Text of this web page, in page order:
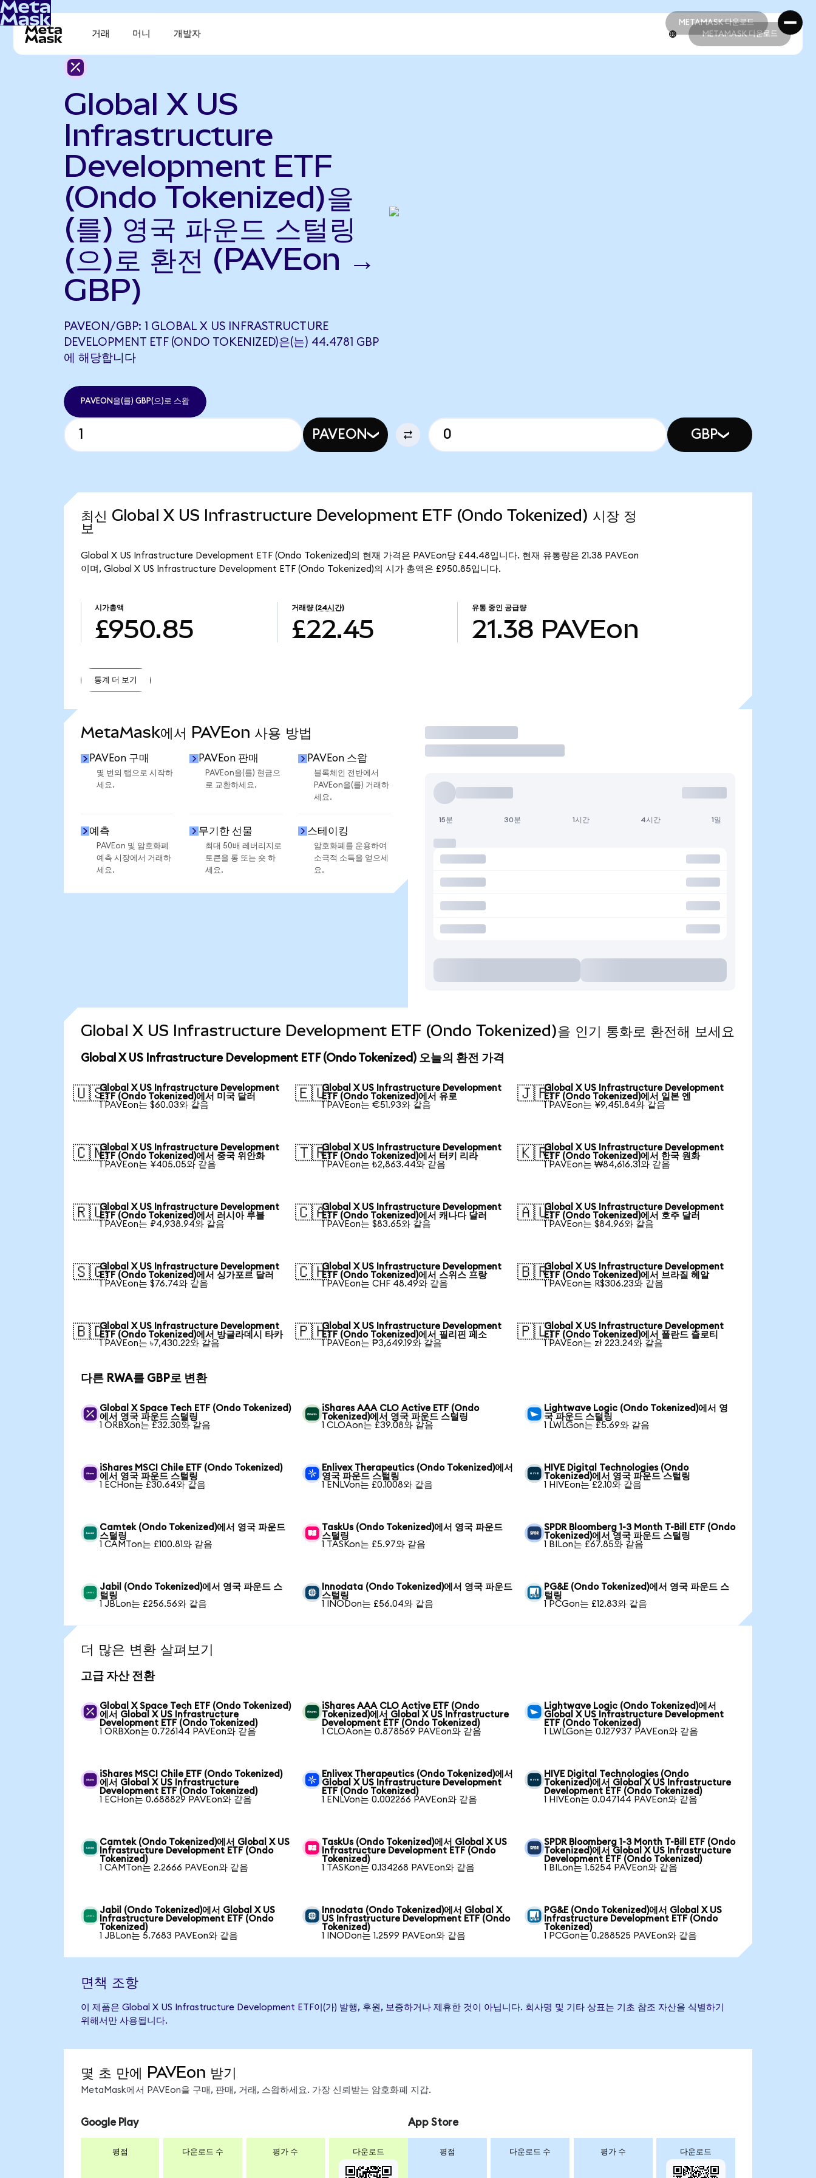
METAMASK 다운로드
METAMASK 다운로드
거래 머니 개발자 METAMASK 다운로드
Global X US
Infrastructure
Development ETF
(Ondo Tokenized)을
(를) 영국 파운드 스털링
(으)로 환전 (PAVEon →
GBP)
PAVEON/GBP: 1 GLOBAL X US INFRASTRUCTURE
DEVELOPMENT ETF (ONDO TOKENIZED)은(는) 44.4781 GBP
에 해당합니다
PAVEON을(를) GBP(으)로 스왑
PAVEON GBP
최신 Global X US Infrastructure Development ETF (Ondo Tokenized) 시장 정
보
Global X US Infrastructure Development ETF (Ondo Tokenized)의 현재 가격은 PAVEon당 £44.48입니다. 현재 유통량은 21.38 PAVEon
이며, Global X US Infrastructure Development ETF (Ondo Tokenized)의 시가 총액은 £950.85입니다.
시가총액
£950.85
거래량 (24시간)
£22.45
유통 중인 공급량
21.38 PAVEon
통계 더 보기
MetaMask에서 PAVEon 사용 방법
PAVEon 구매
몇 번의 탭으로 시작하
세요.
PAVEon 판매
PAVEon을(를) 현금으
로 교환하세요.
PAVEon 스왑
블록체인 전반에서
PAVEon을(를) 거래하
세요.
예측
PAVEon 및 암호화폐
예측 시장에서 거래하
세요.
무기한 선물
최대 50배 레버리지로
토큰을 롱 또는 숏 하
세요.
스테이킹
암호화폐를 운용하여
소극적 소득을 얻으세
요.
거래
15분 30분 1시간 4시간 1일
Global X US Infrastructure Development ETF (Ondo Tokenized)을 인기 통화로 환전해 보세요
Global X US Infrastructure Development ETF (Ondo Tokenized) 오늘의 환전 가격
🇺🇸Global X US Infrastructure Development
ETF (Ondo Tokenized)에서 미국 달러
1 PAVEon는 $60.03와 같음
🇪🇺Global X US Infrastructure Development
ETF (Ondo Tokenized)에서 유로
1 PAVEon는 €51.93와 같음
🇯🇵Global X US Infrastructure Development
ETF (Ondo Tokenized)에서 일본 엔
1 PAVEon는 ¥9,451.84와 같음
🇨🇳Global X US Infrastructure Development
ETF (Ondo Tokenized)에서 중국 위안화
1 PAVEon는 ¥405.05와 같음
🇹🇷Global X US Infrastructure Development
ETF (Ondo Tokenized)에서 터키 리라
1 PAVEon는 ₺2,863.44와 같음
🇰🇷Global X US Infrastructure Development
ETF (Ondo Tokenized)에서 한국 원화
1 PAVEon는 ₩84,616.31와 같음
🇷🇺Global X US Infrastructure Development
ETF (Ondo Tokenized)에서 러시아 루블
1 PAVEon는 ₽4,938.94와 같음
🇨🇦Global X US Infrastructure Development
ETF (Ondo Tokenized)에서 캐나다 달러
1 PAVEon는 $83.65와 같음
🇦🇺Global X US Infrastructure Development
ETF (Ondo Tokenized)에서 호주 달러
1 PAVEon는 $84.96와 같음
🇸🇬Global X US Infrastructure Development
ETF (Ondo Tokenized)에서 싱가포르 달러
1 PAVEon는 $76.74와 같음
🇨🇭Global X US Infrastructure Development
ETF (Ondo Tokenized)에서 스위스 프랑
1 PAVEon는 CHF 48.49와 같음
🇧🇷Global X US Infrastructure Development
ETF (Ondo Tokenized)에서 브라질 헤알
1 PAVEon는 R$306.23와 같음
🇧🇩Global X US Infrastructure Development
ETF (Ondo Tokenized)에서 방글라데시 타카
1 PAVEon는 ৳7,430.22와 같음
🇵🇭Global X US Infrastructure Development
ETF (Ondo Tokenized)에서 필리핀 페소
1 PAVEon는 ₱3,649.19와 같음
🇵🇱Global X US Infrastructure Development
ETF (Ondo Tokenized)에서 폴란드 즐로티
1 PAVEon는 zł 223.24와 같음
다른 RWA를 GBP로 변환
Global X Space Tech ETF (Ondo Tokenized)
에서 영국 파운드 스털링
1 ORBXon는 £32.30와 같음
iShares AAA CLO Active ETF (Ondo
Tokenized)에서 영국 파운드 스털링
1 CLOAon는 £39.08와 같음
Lightwave Logic (Ondo Tokenized)에서 영
국 파운드 스털링
1 LWLGon는 £5.69와 같음
iShares MSCI Chile ETF (Ondo Tokenized)
에서 영국 파운드 스털링
1 ECHon는 £30.64와 같음
Enlivex Therapeutics (Ondo Tokenized)에서
영국 파운드 스털링
1 ENLVon는 £0.1008와 같음
HIVE Digital Technologies (Ondo
Tokenized)에서 영국 파운드 스털링
1 HIVEon는 £2.10와 같음
Camtek (Ondo Tokenized)에서 영국 파운드
스털링
1 CAMTon는 £100.81와 같음
TaskUs (Ondo Tokenized)에서 영국 파운드
스털링
1 TASKon는 £5.97와 같음
SPDR Bloomberg 1-3 Month T-Bill ETF (Ondo
Tokenized)에서 영국 파운드 스털링
1 BILon는 £67.85와 같음
Jabil (Ondo Tokenized)에서 영국 파운드 스
털링
1 JBLon는 £256.56와 같음
Innodata (Ondo Tokenized)에서 영국 파운드
스털링
1 INODon는 £56.04와 같음
PG&E (Ondo Tokenized)에서 영국 파운드 스
털링
1 PCGon는 £12.83와 같음
더 많은 변환 살펴보기
고급 자산 전환
Global X Space Tech ETF (Ondo Tokenized)
에서 Global X US Infrastructure
Development ETF (Ondo Tokenized)
1 ORBXon는 0.726144 PAVEon와 같음
iShares AAA CLO Active ETF (Ondo
Tokenized)에서 Global X US Infrastructure
Development ETF (Ondo Tokenized)
1 CLOAon는 0.878569 PAVEon와 같음
Lightwave Logic (Ondo Tokenized)에서
Global X US Infrastructure Development
ETF (Ondo Tokenized)
1 LWLGon는 0.127937 PAVEon와 같음
iShares MSCI Chile ETF (Ondo Tokenized)
에서 Global X US Infrastructure
Development ETF (Ondo Tokenized)
1 ECHon는 0.688829 PAVEon와 같음
Enlivex Therapeutics (Ondo Tokenized)에서
Global X US Infrastructure Development
ETF (Ondo Tokenized)
1 ENLVon는 0.002266 PAVEon와 같음
HIVE Digital Technologies (Ondo
Tokenized)에서 Global X US Infrastructure
Development ETF (Ondo Tokenized)
1 HIVEon는 0.047144 PAVEon와 같음
Camtek (Ondo Tokenized)에서 Global X US
Infrastructure Development ETF (Ondo
Tokenized)
1 CAMTon는 2.2666 PAVEon와 같음
TaskUs (Ondo Tokenized)에서 Global X US
Infrastructure Development ETF (Ondo
Tokenized)
1 TASKon는 0.134268 PAVEon와 같음
SPDR Bloomberg 1-3 Month T-Bill ETF (Ondo
Tokenized)에서 Global X US Infrastructure
Development ETF (Ondo Tokenized)
1 BILon는 1.5254 PAVEon와 같음
Jabil (Ondo Tokenized)에서 Global X US
Infrastructure Development ETF (Ondo
Tokenized)
1 JBLon는 5.7683 PAVEon와 같음
Innodata (Ondo Tokenized)에서 Global X
US Infrastructure Development ETF (Ondo
Tokenized)
1 INODon는 1.2599 PAVEon와 같음
PG&E (Ondo Tokenized)에서 Global X US
Infrastructure Development ETF (Ondo
Tokenized)
1 PCGon는 0.288525 PAVEon와 같음
면책 조항
이 제품은 Global X US Infrastructure Development ETF이(가) 발행, 후원, 보증하거나 제휴한 것이 아닙니다. 회사명 및 기타 상표는 기초 참조 자산을 식별하기
위해서만 사용됩니다.
몇 초 만에 PAVEon 받기
MetaMask에서 PAVEon을 구매, 판매, 거래, 스왑하세요. 가장 신뢰받는 암호화폐 지갑.
Google Play
평점 다운로드 수 평가 수 다운로드
App Store
평점 다운로드 수 평가 수 다운로드